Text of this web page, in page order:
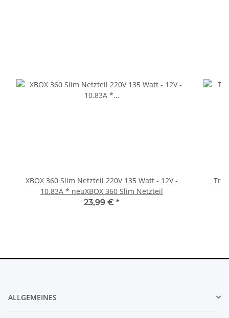
XBOX 360 Slim Netzteil 220V 135 Watt - 12V -
10.83A * neuXBOX 360 Slim Netzteil
23,99 € *
ALLGEMEINES